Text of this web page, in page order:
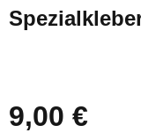
9,00 €